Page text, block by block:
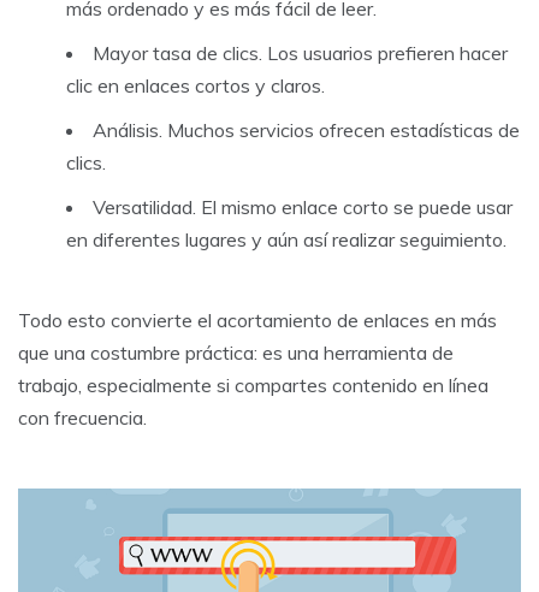
más ordenado y es más fácil de leer.
Mayor tasa de clics. Los usuarios prefieren hacer
clic en enlaces cortos y claros.
Análisis. Muchos servicios ofrecen estadísticas de
clics.
Versatilidad. El mismo enlace corto se puede usar
en diferentes lugares y aún así realizar seguimiento.
Todo esto convierte el acortamiento de enlaces en más
que una costumbre práctica: es una herramienta de
trabajo, especialmente si compartes contenido en línea
con frecuencia.